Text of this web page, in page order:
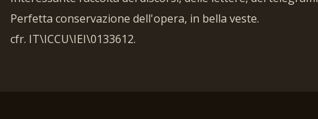
Perfetta conservazione dell'opera, in bella veste.
cfr. IT\ICCU\IEI\0133612.